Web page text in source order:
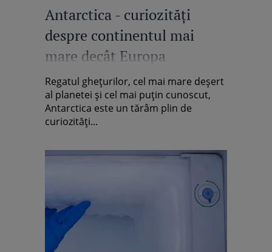
Antarctica - curiozități
despre continentul mai
mare decât Europa
Regatul ghețurilor, cel mai mare deșert
al planetei și cel mai puțin cunoscut,
Antarctica este un tărâm plin de
curiozități...